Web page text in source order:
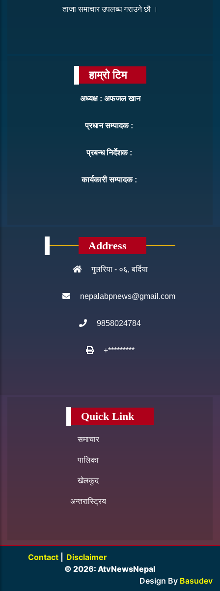
ताजा समाचार उपलब्ध गराउने छौ ।
हाम्रो टिम
अध्यक्ष : अफजल खान
प्रधान सम्पादक :
प्रबन्ध निर्देशक :
कार्यकारी सम्पादक :
Address
गुलरिया - ०६, बर्दिया
nepalabpnews@gmail.com
9858024784
+*********
Quick Link
समाचार
पालिका
खेलकुद
अन्तरास्ट्रिय
Contact
Disclaimer
© 2026: AtvNewsNepal
Design By Basudev